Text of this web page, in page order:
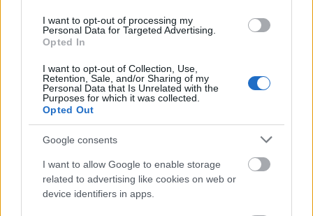
I want to opt-out of processing my
Personal Data for Targeted Advertising.
Opted In
I want to opt-out of Collection, Use,
Retention, Sale, and/or Sharing of my
Personal Data that Is Unrelated with the
Purposes for which it was collected.
Opted Out
Google consents
I want to allow Google to enable storage
related to advertising like cookies on web or
device identifiers in apps.
elhangzott két sláger, a 220 felett, valamint
Andreaelőadásában a Szerelmes dal. Jó hangulat
uralkodott a buszon a körút során, ami átragadt a
gyalogosokra és az autósokra is, ám egy sofőrnek
annyira lekötötte a figyelmét
és Vágó
Bernadett duettje, hogy beleszaladt az előtte álló
kocsiba.